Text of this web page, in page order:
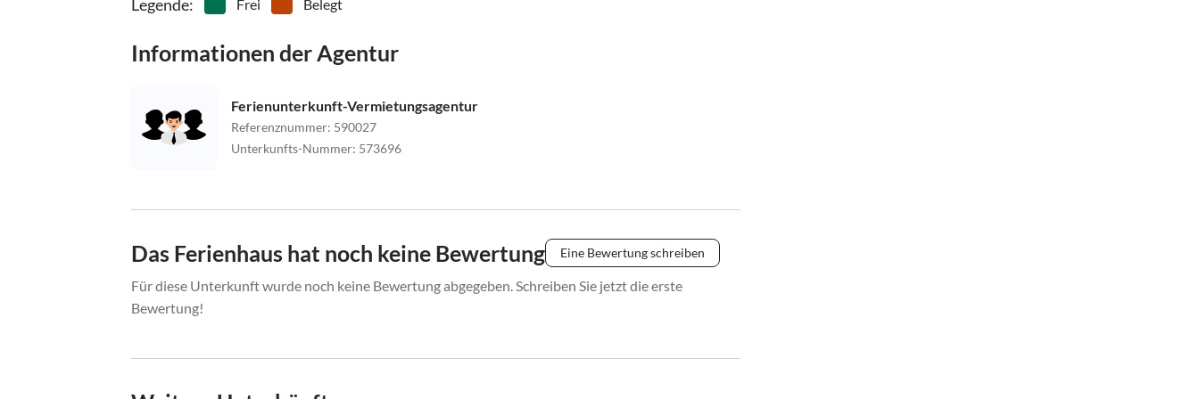
Legende: Frei Belegt
Informationen der Agentur
Ferienunterkunft-Vermietungsagentur
Referenznummer: 590027
Unterkunfts-Nummer: 573696
Das Ferienhaus hat noch keine Bewertung Eine Bewertung schreiben
Für diese Unterkunft wurde noch keine Bewertung abgegeben. Schreiben Sie jetzt die erste
Bewertung!